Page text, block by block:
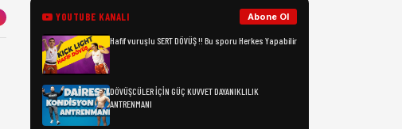
YOUTUBE KANALI Abone Ol
Hafif vuruşlu SERT DÖVÜŞ !! Bu sporu Herkes Yapabilir
DÖVÜŞCÜLER İÇİN GÜÇ KUVVET DAYANIKLILIK
ANTRENMANI